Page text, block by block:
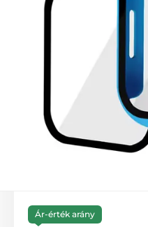
Ár-érték arány